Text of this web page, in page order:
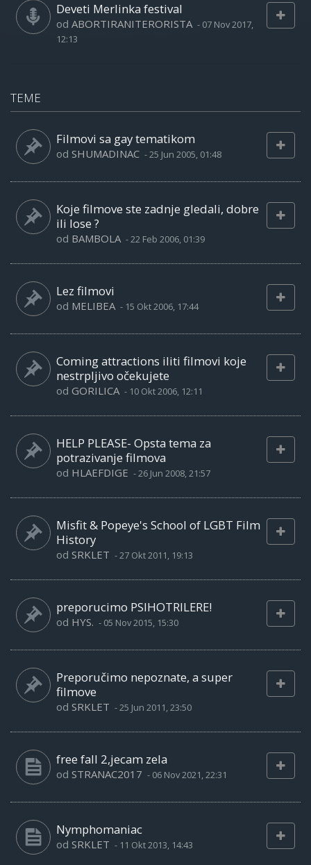
Deveti Merlinka festival
od ABORTIRANITERORISTA - 07 Nov 2017,
12:13
TEME
Filmovi sa gay tematikom
od SHUMADINAC -25 Jun 2005, 01:48
Koje filmove ste zadnje gledali, dobre
ili lose ?
od BAMBOLA -22 Feb 2006, 01:39
Lez filmovi
od MELIBEA - 15 Okt 2006, 17:44
Coming attractions iliti filmovi koje
nestrpljivo očekujete
od GORILICA - 10 Okt 2006, 12:11
HELP PLEASE- Opsta tema za
potrazivanje filmova
od HLAEFDIGE -26 Jun 2008, 21:57
Misfit & Popeye's School of LGBT Film
History
od SRKLET -27 Okt 2011, 19:13
preporucimo PSIHOTRILERE!
od HYS. - 05 Nov 2015, 15:30
Preporučimo nepoznate, a super
filmove
od SRKLET -25 Jun 2011, 23:50
free fall 2,jecam zela
od STRANAC2017 - 06 Nov 2021, 22:31
Nymphomaniac
od SRKLET - 11 Okt 2013, 14:43